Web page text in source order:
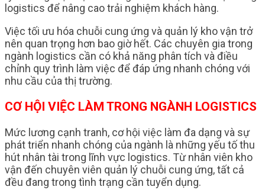
logistics để nâng cao trải nghiệm khách hàng.
Việc tối ưu hóa chuỗi cung ứng và quản lý kho vận trở
nên quan trọng hơn bao giờ hết. Các chuyên gia trong
ngành logistics cần có khả năng phân tích và điều
chỉnh quy trình làm việc để đáp ứng nhanh chóng với
nhu cầu của thị trường.
CƠ HỘI VIỆC LÀM TRONG NGÀNH LOGISTICS
Mức lương cạnh tranh, cơ hội việc làm đa dạng và sự
phát triển nhanh chóng của ngành là những yếu tố thu
hút nhân tài trong lĩnh vực logistics. Từ nhân viên kho
vận đến chuyên viên quản lý chuỗi cung ứng, tất cả
đều đang trong tình trạng cần tuyển dụng.